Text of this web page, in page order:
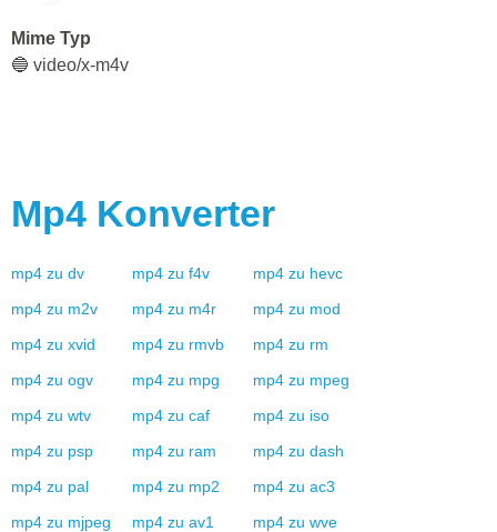
Mime Typ
🔵 video/x-m4v
Mp4 Konverter
mp4 zu dv mp4 zu f4v mp4 zu hevc
mp4 zu m2v mp4 zu m4r mp4 zu mod
mp4 zu xvid mp4 zu rmvb mp4 zu rm
mp4 zu ogv mp4 zu mpg mp4 zu mpeg
mp4 zu wtv mp4 zu caf mp4 zu iso
mp4 zu psp mp4 zu ram mp4 zu dash
mp4 zu pal mp4 zu mp2 mp4 zu ac3
mp4 zu mjpeg mp4 zu av1 mp4 zu wve